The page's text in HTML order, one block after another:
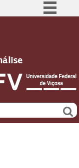
Participe
à informação
Legislação
Canais